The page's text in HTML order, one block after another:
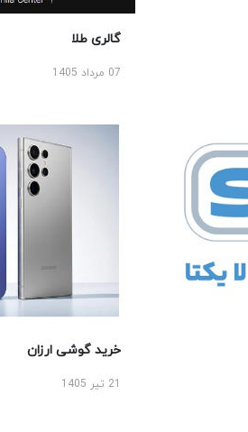
گالری طلا
07 مرداد 1405
خرید گوشی ارزان